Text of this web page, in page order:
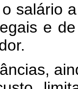
salário
e